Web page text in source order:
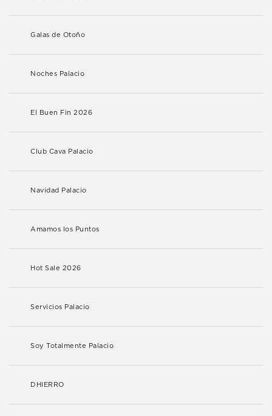
Galas de Otoño
Noches Palacio
El Buen Fin 2026
Club Cava Palacio
Navidad Palacio
Amamos los Puntos
Hot Sale 2026
Servicios Palacio
Soy Totalmente Palacio
DHIERRO